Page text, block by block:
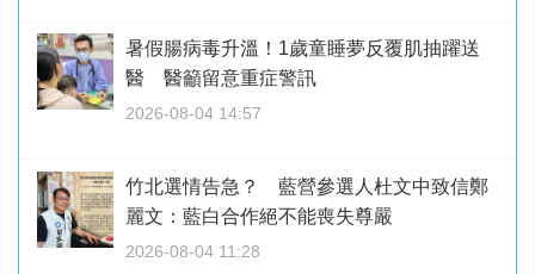
暑假腸病毒升溫！1歲童睡夢反覆肌抽躍送
醫 醫籲留意重症警訊
2026-08-04 14:57
竹北選情告急？ 藍營參選人杜文中致信鄭
麗文：藍白合作絕不能喪失尊嚴
2026-08-04 11:28